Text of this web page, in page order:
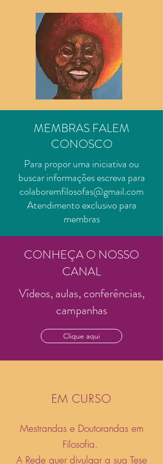
MEMBRAS FALEM
CONOSCO
Para propor uma iniciativa ou
buscar informações escreva para
colaboremfilosofas@gmail.com
Atendimento exclusivo para
membras
CONHEÇA O NOSSO
CANAL
Vídeos, aulas, conferências,
campanhas
Clique aqui
EM CURSO
Mestrandas e Doutorandas em
Filosofia.
A Rede quer divulgar a sua Tese